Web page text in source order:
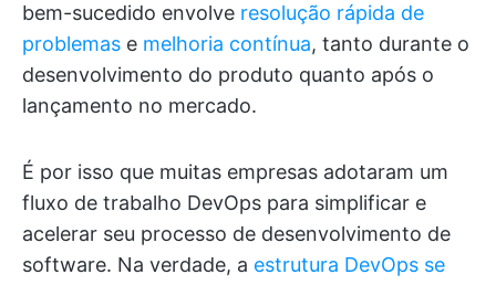
bem-sucedido envolve resolução rápida de
problemas e melhoria contínua, tanto durante o
desenvolvimento do produto quanto após o
lançamento no mercado.
É por isso que muitas empresas adotaram um
fluxo de trabalho DevOps para simplificar e
acelerar seu processo de desenvolvimento de
software. Na verdade, a estrutura DevOps se